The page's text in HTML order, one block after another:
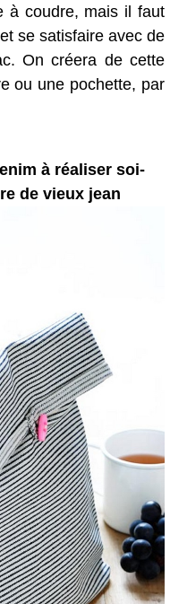
à coudre, mais il faut
se satisfaire avec de
On créera de cette
ou une pochette, par
à réaliser soi-
de vieux jean